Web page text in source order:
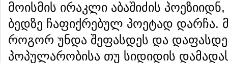
მოისმის ირაკლი აბაშიძის
ბედზე ჩაფიქრებულ პოეტად დარჩა.
როგორ უნდა შეფასდეს და
პოპულარობისა თუ სიდიდის